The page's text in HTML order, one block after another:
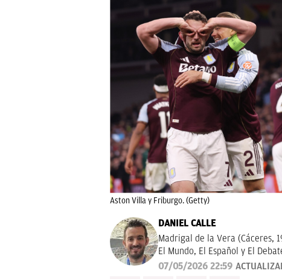
Aston Villa y Friburgo. (Getty)
DANIEL CALLE
Madrigal de la Vera (Cáceres,
El Mundo, El Español y El
deportiva.
07/05/2026 22:59